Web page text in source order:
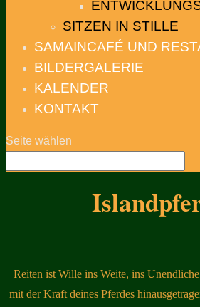
SITZEN IN STILLE
SAMAINCAFÉ UND
BILDERGALERIE
KALENDER
KONTAKT
Seite wählen
Reiten ist Wille ins Weite, ins
mit der Kraft deines Pferdes